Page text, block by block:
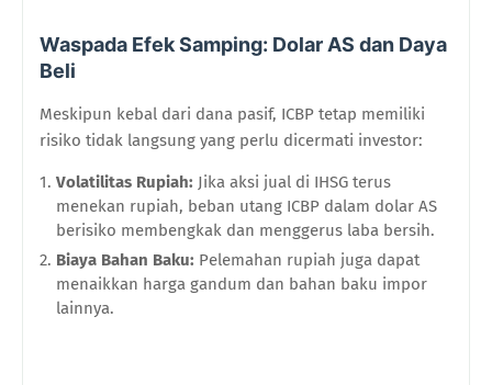
Waspada Efek Samping: Dolar AS dan Daya
Beli
Meskipun kebal dari dana pasif, ICBP tetap memiliki
risiko tidak langsung yang perlu dicermati investor:
Volatilitas Rupiah: Jika aksi jual di IHSG terus
menekan rupiah, beban utang ICBP dalam dolar AS
berisiko membengkak dan menggerus laba bersih.
Biaya Bahan Baku: Pelemahan rupiah juga dapat
menaikkan harga gandum dan bahan baku impor
lainnya.